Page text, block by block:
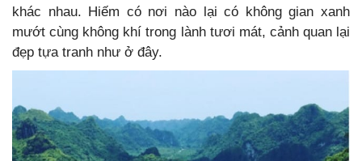
khác nhau. Hiếm có nơi nào lại có không gian xanh
mướt cùng không khí trong lành tươi mát, cảnh quan lại
đẹp tựa tranh như ở đây.